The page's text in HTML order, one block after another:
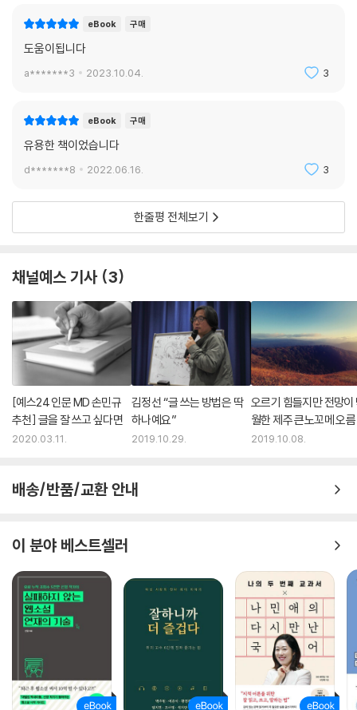
eBook 구매
도움이됩니다
a*******3 2023.10.04. 3
eBook 구매
유용한 책이었습니다
d*******8 2022.06.16. 3
한줄평 전체보기
채널예스 기사 3
[예스24 인문 MD 손민규
추천] 글을 잘 쓰고 싶다면
2020.03.11.
김정선 “글 쓰는 방법은 딱
하나예요”
2019.10.29.
오르기 힘들지만 전망이
월한 제주 큰노꼬메 오름
2019.10.08.
배송/반품/교환 안내
이 분야 베스트셀러